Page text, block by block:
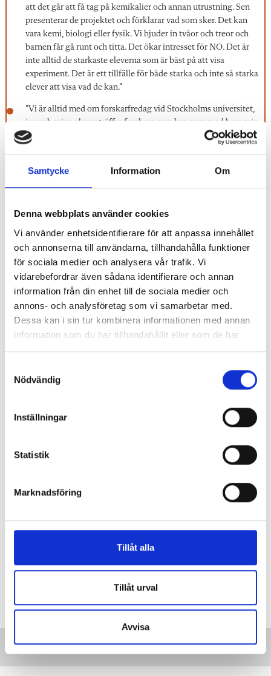
Samtycke Information Om
Denna webbplats använder cookies
Vi använder enhetsidentifierare för att anpassa innehållet
och annonserna till användarna, tillhandahålla funktioner
för sociala medier och analysera vår trafik. Vi
vidarebefordrar även sådana identifierare och annan
information från din enhet till de sociala medier och
annons- och analysföretag som vi samarbetar med.
Dessa kan i sin tur kombinera informationen med annan
information som du har tillhandahållit eller som de har
samlat in när du har använt deras tjänster.
Nödvändig
Inställningar
Statistik
Marknadsföring
Tillåt alla
Tillåt urval
Avvisa
att det går att få tag på kemikalier och annan utrustning. Sen
presenterar de projektet och förklarar vad som sker. Det kan
vara kemi, biologi eller fysik. Vi bjuder in tvåor och treor och
barnen får gå runt och titta. Det ökar intresset för NO. Det är
inte alltid de starkaste eleverna som är bäst på att visa
experiment. Det är ett tillfälle för både starka och inte så starka
elever att visa vad de kan.”
”Vi är alltid med om forskarfredag vid Stockholms universitet,
jag och mina elever träffar forskare som kan vara med bara min
grupp och svara på frågor. Eleverna får uppleva
”Experiment, experiment, experiment. Det är lättare att förstå
tar ansvar. Det är roligt att se dem bli så uppslukade av
uppgifterna.”
”Naturhistoriska riksmuséet är den plats som jag älskar mest.
Det vill jag förmedla till alla biologi- och kemilärare. Det finns
handledningar, frågor, det finns svar. Det är fantastiskt att ha ett
Taggar: Vetenskap Pedagogiska tips
Annons